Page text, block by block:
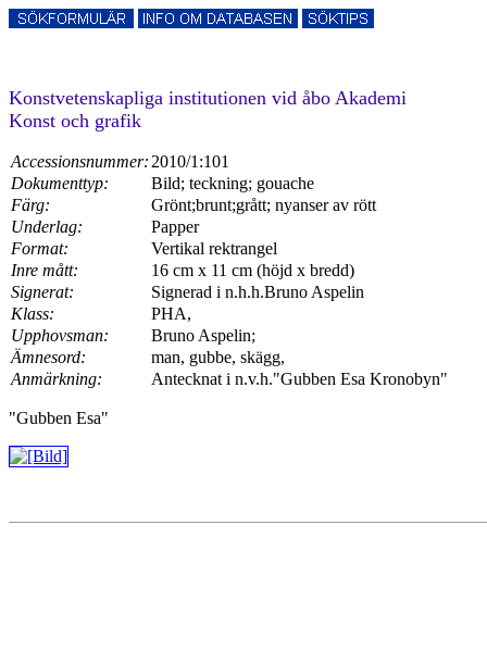
Konstvetenskapliga institutionen vid åbo Akademi
Konst och grafik
Accessionsnummer: 2010/1:101
Dokumenttyp:
Bild; teckning; gouache
Färg:
Grönt;brunt;grått; nyanser av rött
Underlag:
Papper
Format:
Vertikal rektrangel
Inre mått:
16 cm x 11 cm (höjd x bredd)
Signerat:
Signerad i n.h.h.Bruno Aspelin
Klass:
PHA,
Upphovsman:
Bruno Aspelin;
Ämnesord:
man, gubbe, skägg,
Anmärkning:
Antecknat i n.v.h."Gubben Esa Kronobyn"
"Gubben Esa"